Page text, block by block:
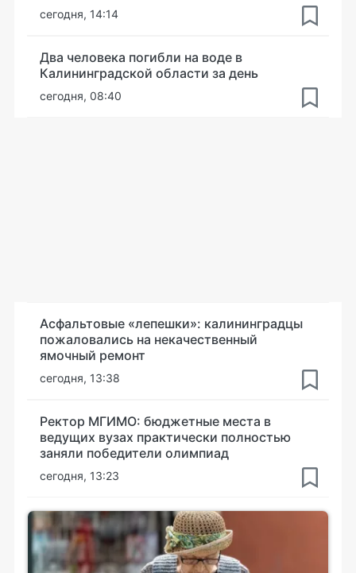
сегодня, 14:14
Два человека погибли на воде в
Калининградской области за день
сегодня, 08:40
Асфальтовые «лепешки»: калининградцы
пожаловались на некачественный
ямочный ремонт
сегодня, 13:38
Ректор МГИМО: бюджетные места в
ведущих вузах практически полностью
заняли победители олимпиад
сегодня, 13:23